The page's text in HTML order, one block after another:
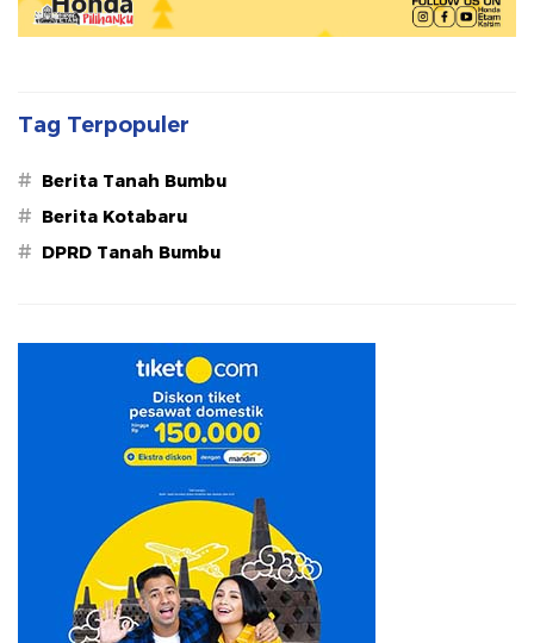
Tag Terpopuler
# Berita Tanah Bumbu
# Berita Kotabaru
# DPRD Tanah Bumbu